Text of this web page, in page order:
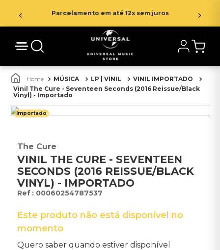
Parcelamento em até 12x sem juros
MÚSICA LP | VINIL
VINIL IMPORTADO
Vinil The Cure - Seventeen Seconds (2016 Reissue/Black
Vinyl) - Importado
Importado
The Cure
VINIL THE CURE - SEVENTEEN
SECONDS (2016 REISSUE/BLACK
VINYL) - IMPORTADO
: 00060254787537
Este produto não está disponível no
momento
Quero saber quando estiver disponível